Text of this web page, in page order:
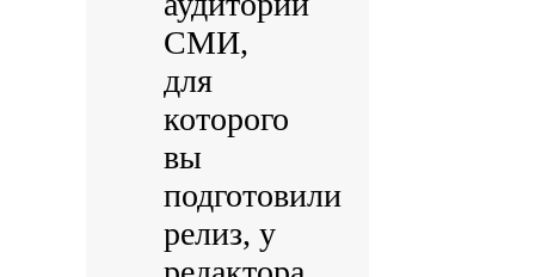
СМИ,
для
которого
вы
подготовили
релиз, у